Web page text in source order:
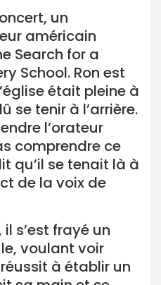
un
américain
Search for a
School. Ron est
était pleine à
se tenir à l’arrière.
l’orateur
comprendre ce
qu’il se tenait là à
de la voix de
s’est frayé un
voulant voir
à établir un